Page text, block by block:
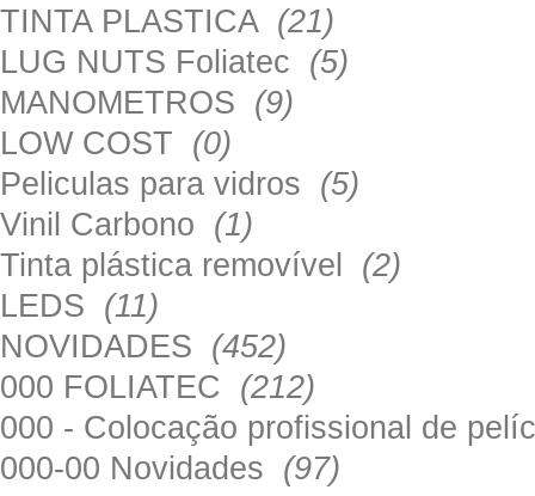
TINTA PLASTICA (21)
LUG NUTS Foliatec (5)
MANOMETROS (9)
LOW COST (0)
Peliculas para vidros (5)
Vinil Carbono (1)
Tinta plástica removível (2)
LEDS (11)
NOVIDADES (452)
000 FOLIATEC (212)
000 - Colocação profissional de
000-00 Novidades (97)